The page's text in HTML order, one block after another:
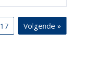
17 Volgende »